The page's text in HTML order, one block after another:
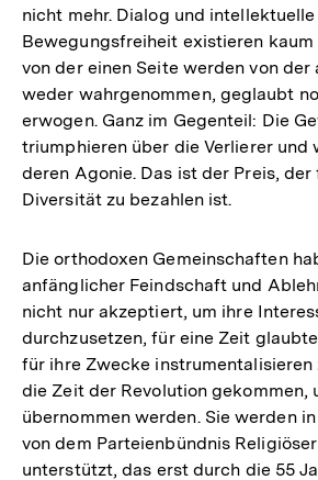
nicht mehr. Dialog und intellektuelle
Bewegungsfreiheit existieren kaum
von der einen Seite werden von der
weder wahrgenommen, geglaubt
erwogen. Ganz im Gegenteil: Die
triumphieren über die Verlierer und
deren Agonie. Das ist der Preis,
Diversität zu bezahlen ist.
Die orthodoxen Gemeinschaften
anfänglicher Feindschaft und
nicht nur akzeptiert, um ihre
durchzusetzen, für eine Zeit
für ihre Zwecke instrumentalisieren
die Zeit der Revolution gekommen,
übernommen werden. Sie werden
von dem Parteienbündnis
unterstützt, das erst durch die 55